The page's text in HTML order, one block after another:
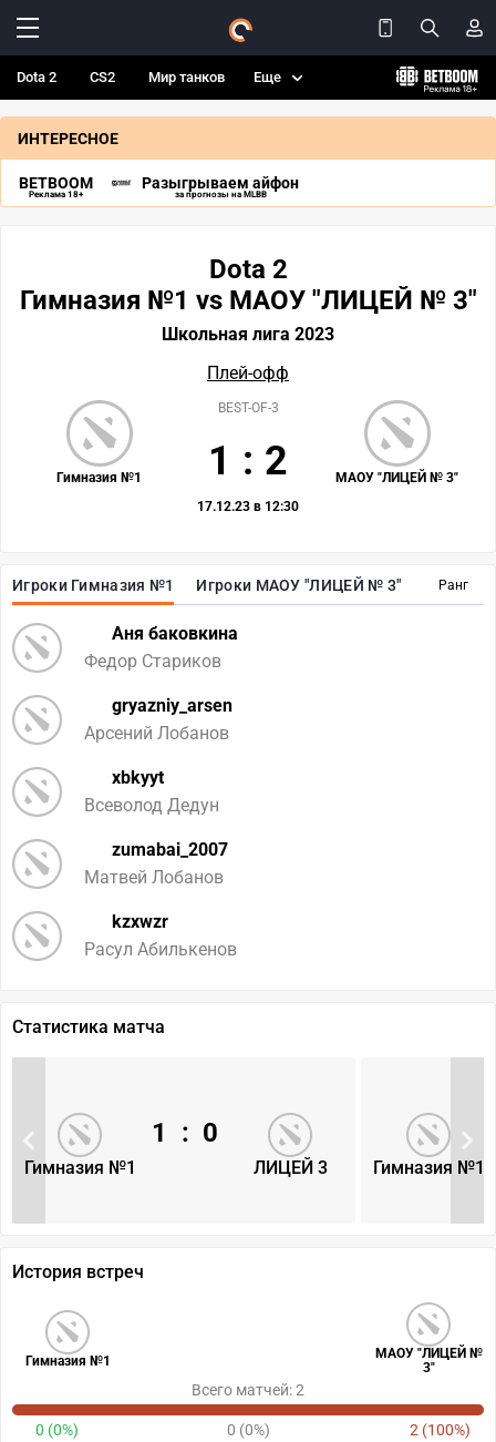
Dota 2 CS2 Мир танков Еще
ИНТЕРЕСНОЕ
BETBOOM
Реклама 18+
Разыгрываем айфон
за прогнозы на MLBB
Ранг
Игроки Гимназия №1 Игроки МАОУ "ЛИЦЕЙ № 3"
Аня баковкина
Федор Стариков
gryazniy_arsen
Арсений Лобанов
xbkyyt
Всеволод Дедун
zumabai_2007
Матвей Лобанов
kzxwzr
Расул Абилькенов
Dota 2
Гимназия №1 vs МАОУ "ЛИЦЕЙ № 3"
Школьная лига 2023
Плей-офф
Гимназия №1 МАОУ "ЛИЦЕЙ № 3"
BEST-OF-3
1 : 2
17.12.23 в 12:30
Статистика матча
Гимназия №1 ЛИЦЕЙ 3
1 : 0
Гимназия №1
История встреч
Гимназия №1
МАОУ "ЛИЦЕЙ №
3"
Всего матчей: 2
0 (0%) 0 (0%) 2 (100%)